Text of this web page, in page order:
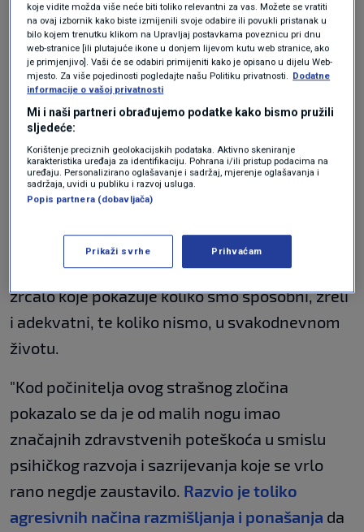
Na taj način, smatra, možemo procijeniti koliko
je jedna osoba sposobna kontrolirati svoje
agresivne impulse, razumjeti ih i koliko
možemo utjecati da se ta osoba bolje
kontrolira. "U tom smislu nastao je veliki
vakuum kod ovog počinitelja, jer već tri godine
je prijavljen, neovlašteno je posjedovao oružje,
prijetio je, izazivao strah kod svih, ali nije se
preventivno djelovalo", naglasio je.
Čovjek je, kaže Urlić, društveno biće i društvo je
zrcalo koje pokazuje koliko smo sposobni, zreli
i adekvatni, te koliko nismo, u svakodnevnom
životu.
"Kod počinitelja ovog strašnog zločina
pokazalo se da je od malih nogu imao
značajnih zdravstvenih poteškoća u smislu
psihičkog razvoja i sazrijevanja koje se vrlo
rano negdje zaustavilo. Razvio je toliko
agresivnih načina razmišljanja i ponašanja da
koje vidite možda više neće biti toliko relevantni za vas. Možete se vratiti
na ovaj izbornik kako biste izmijenili svoje odabire ili povukli pristanak u
bilo kojem trenutku klikom na Upravljaj postavkama poveznicu pri dnu
web-stranice [ili plutajuće ikone u donjem lijevom kutu web stranice, ako
je primjenjivo]. Vaši će se odabiri primijeniti kako je opisano u dijelu Web-
mjesto. Za više pojedinosti pogledajte našu Politiku privatnosti. Dodatne
informacije o vašoj privatnosti
Mi i naši partneri obrađujemo podatke kako bismo pružili
sljedeće:
Korištenje preciznih geolokacijskih podataka. Aktivno skeniranje
karakteristika uređaja za identifikaciju. Pohrana i/ili pristup podacima na
uređaju. Personalizirano oglašavanje i sadržaj, mjerenje oglašavanja i
sadržaja, uvidi u publiku i razvoj usluga.
Popis partnera (dobavljača)
Prikaži svrhe Prihvaćam